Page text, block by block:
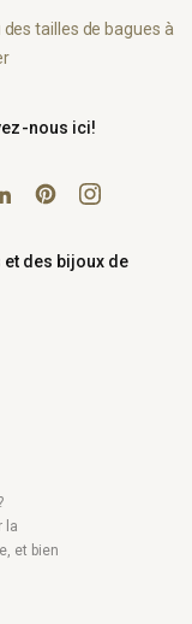
des tailles de bagues à
des bijoux de
la
et bien
nous ici!
PinterestInstagram